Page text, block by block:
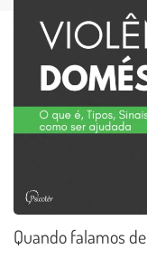
Quando falamos